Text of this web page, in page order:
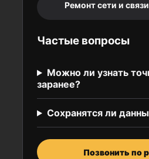
Ремонт сети и
Частые вопросы
Можно ли узнать
заранее?
Сохранятся ли
Позвонить по